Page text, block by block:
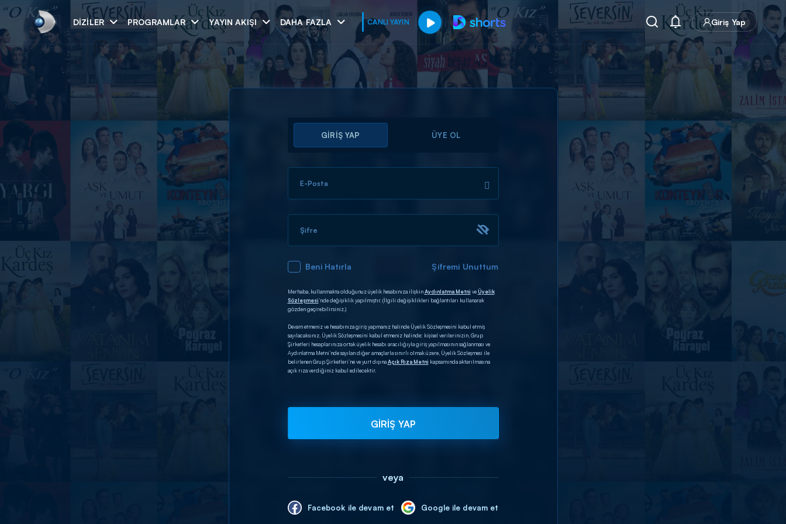
DIZILER PROGRAMLAR YAYIN AKIŞI DAHA FAZLA CANLI YAYIN Giriş Yap
Arama
ARAMA SONUÇLARI
GİRİŞ YAP ÜYE OL
E-Posta
Şifre
Beni Hatırla Şifremi Unuttum
Merhaba, kullanmakta olduğunuz üyelik hesabınıza ilişkinAydınlatma Metni veÜyelik
Sözleşmesi’nde değişiklik yapılmıştır. (İlgili değişiklikleri bağlantıları kullanarak
gözden geçirebilirsiniz.)
Devam etmeniz ve hesabınıza giriş yapmanız halinde Üyelik Sözleşmesini kabul etmiş
sayılacaksınız. Üyelik Sözleşmesini kabul etmeniz halinde; kişisel verilerinizin, Grup
Şirketleri hesaplarınıza ortak üyelik hesabı aracılığıyla giriş yapılmasının sağlanması ve
Aydınlatma Metni’nde sayılan diğer amaçlarla sınırlı olmak üzere, Üyelik Sözleşmesi ile
belirlenen Grup Şirketleri’ne ve yurt dışınaAçık Rıza Metni kapsamında aktarılmasına
açık rıza verdiğiniz kabul edilecektir.
GİRİŞ YAP
veya
Facebook ile devam et Google ile devam et